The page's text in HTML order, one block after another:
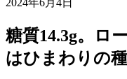
糖質14.3g。ロ
はひまわりの